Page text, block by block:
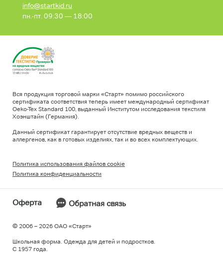
info@startkid.ru
пн.-пт. 09:30 — 18:00
© 2006 – 2026 ОAO «Старт»
Школьная форма. Одежда для детей и подростков.
С 1957 года.
Оферта Обратная связь
Вся продукция торговой марки «Старт» помимо российского
сертификата соответствия теперь имеет международный сертификат
Oeko-Tex Standard 100, выданный Институтом исследования текстиля
Хоэнштайн (Германия).
Данный сертификат гарантирует отсутствие вредных веществ и
аллергенов, как в готовых изделиях, так и во всех комплектующих.
Политика использования файлов cookie
Политика конфиденциальности